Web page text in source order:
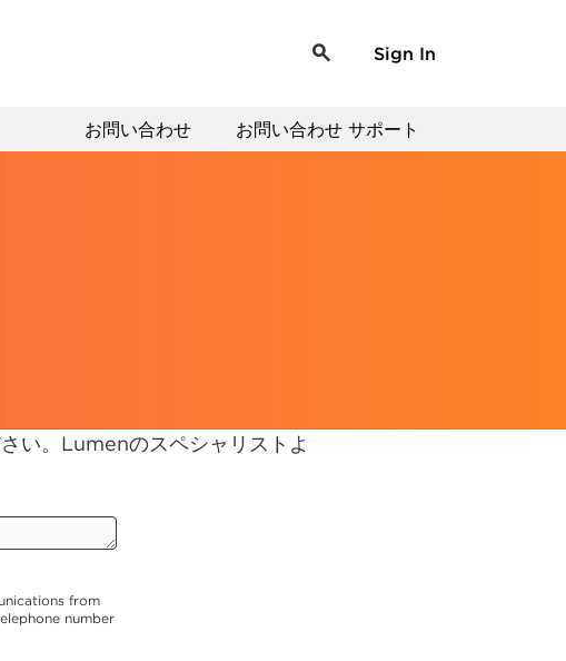
Sign In
お問い合わせ サポート
お問い合わせ
い。Lumenのスペシャリストよ
from
number